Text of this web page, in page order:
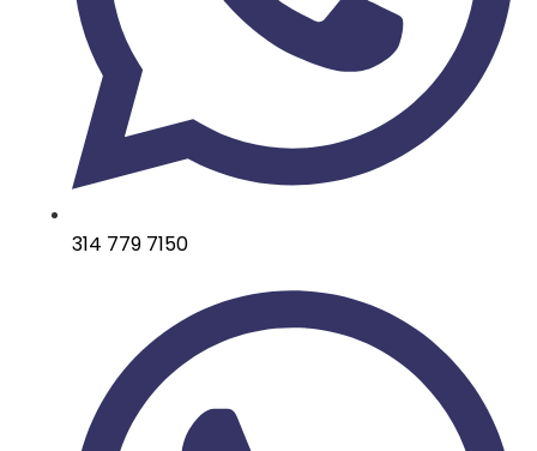
314 779 7150